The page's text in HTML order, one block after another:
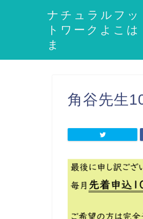
ナチュラルフッ
トワークよこは
ま
角谷先生